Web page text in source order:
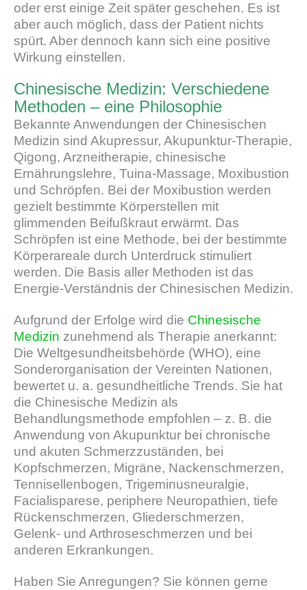
oder erst einige Zeit später geschehen. Es ist
aber auch möglich, dass der Patient nichts
spürt. Aber dennoch kann sich eine positive
Wirkung einstellen.
Chinesische Medizin: Verschiedene
Methoden – eine Philosophie
Bekannte Anwendungen der Chinesischen
Medizin sind Akupressur, Akupunktur-Therapie,
Qigong, Arzneitherapie, chinesische
Ernährungslehre, Tuina-Massage, Moxibustion
und Schröpfen. Bei der Moxibustion werden
gezielt bestimmte Körperstellen mit
glimmenden Beifußkraut erwärmt. Das
Schröpfen ist eine Methode, bei der bestimmte
Körperareale durch Unterdruck stimuliert
werden. Die Basis aller Methoden ist das
Energie-Verständnis der Chinesischen Medizin.
Aufgrund der Erfolge wird die Chinesische
Medizin zunehmend als Therapie anerkannt:
Die Weltgesundheitsbehörde (WHO), eine
Sonderorganisation der Vereinten Nationen,
bewertet u. a. gesundheitliche Trends. Sie hat
die Chinesische Medizin als
Behandlungsmethode empfohlen – z. B. die
Anwendung von Akupunktur bei chronische
und akuten Schmerzzuständen, bei
Kopfschmerzen, Migräne, Nackenschmerzen,
Tennisellenbogen, Trigeminusneuralgie,
Facialisparese, periphere Neuropathien, tiefe
Rückenschmerzen, Gliederschmerzen,
Gelenk- und Arthroseschmerzen und bei
anderen Erkrankungen.
Haben Sie Anregungen? Sie können gerne